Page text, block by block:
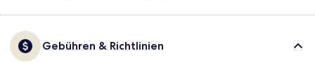
Gebühren & Richtlinien